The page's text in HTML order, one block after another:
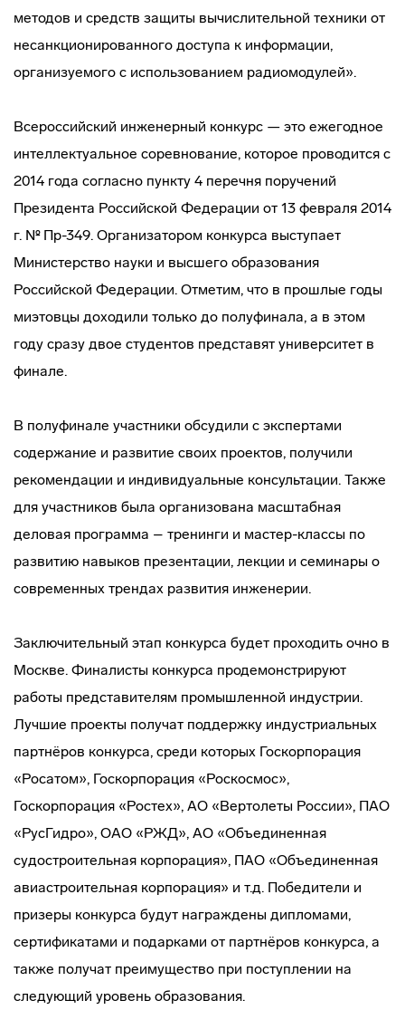
методов и средств защиты вычислительной техники от
несанкционированного доступа к информации,
организуемого с использованием радиомодулей».
Всероссийский инженерный конкурс — это ежегодное
интеллектуальное соревнование, которое проводится с
2014 года согласно пункту 4 перечня поручений
Президента Российской Федерации от 13 февраля 2014
г. № Пр-349. Организатором конкурса выступает
Министерство науки и высшего образования
Российской Федерации. Отметим, что в прошлые годы
миэтовцы доходили только до полуфинала, а в этом
году сразу двое студентов представят университет в
финале.
В полуфинале участники обсудили с экспертами
содержание и развитие своих проектов, получили
рекомендации и индивидуальные консультации. Также
для участников была организована масштабная
деловая программа – тренинги и мастер-классы по
развитию навыков презентации, лекции и семинары о
современных трендах развития инженерии.
Заключительный этап конкурса будет проходить очно в
Москве. Финалисты конкурса продемонстрируют
работы представителям промышленной индустрии.
Лучшие проекты получат поддержку индустриальных
партнёров конкурса, среди которых Госкорпорация
«Росатом», Госкорпорация «Роскосмос»,
Госкорпорация «Ростех», АО «Вертолеты России», ПАО
«РусГидро», ОАО «РЖД», АО «Объединенная
судостроительная корпорация», ПАО «Объединенная
авиастроительная корпорация» и т.д. Победители и
призеры конкурса будут награждены дипломами,
сертификатами и подарками от партнёров конкурса, а
также получат преимущество при поступлении на
следующий уровень образования.